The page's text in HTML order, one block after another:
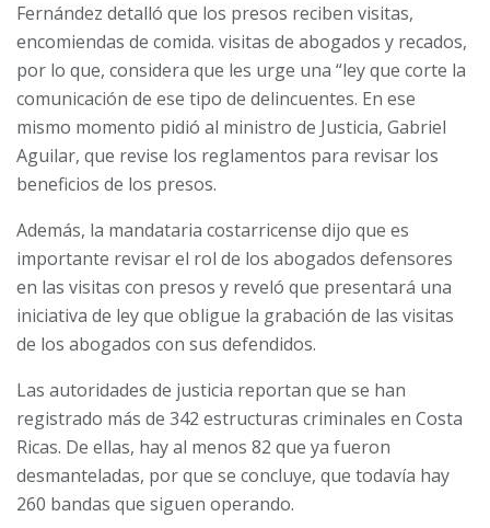
Fernández detalló que los presos reciben visitas,
encomiendas de comida. visitas de abogados y recados,
por lo que, considera que les urge una “ley que corte la
comunicación de ese tipo de delincuentes. En ese
mismo momento pidió al ministro de Justicia, Gabriel
Aguilar, que revise los reglamentos para revisar los
beneficios de los presos.
Además, la mandataria costarricense dijo que es
importante revisar el rol de los abogados defensores
en las visitas con presos y reveló que presentará una
iniciativa de ley que obligue la grabación de las visitas
de los abogados con sus defendidos.
Las autoridades de justicia reportan que se han
registrado más de 342 estructuras criminales en Costa
Ricas. De ellas, hay al menos 82 que ya fueron
desmanteladas, por que se concluye, que todavía hay
260 bandas que siguen operando.